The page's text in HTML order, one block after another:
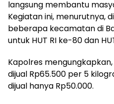
langsung membantu
Kegiatan ini, menurutnya,
beberapa kecamatan di
untuk HUT RI ke-80 dan
Kapolres
dijual Rp65.500 per 5
dijual hanya Rp50.000.